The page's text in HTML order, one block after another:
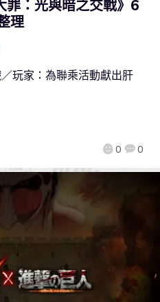
罪：光與暗之交戰》6
理
0 0
玩家：為聯乘活動獻出肝